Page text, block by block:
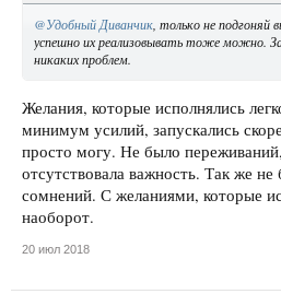
@Удобный Диванчик, только не подгоняй
успешно их реализовывать тоже можно.
никаких проблем.
Желания, которые исполнялись
минимум усилий, запускались
просто могу. Не было
отсутствовала важность. Так же
сомнений. С желаниями, которые
наоборот.
20 июл 2018